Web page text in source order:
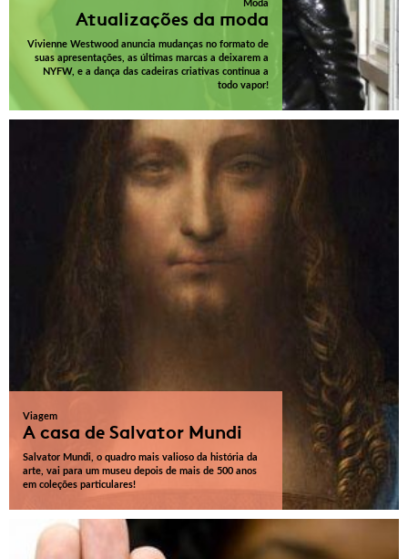
Moda
Atualizações da moda
Vivienne Westwood anuncia mudanças no formato de
suas apresentações, as últimas marcas a deixarem a
NYFW, e a dança das cadeiras criativas continua a
todo vapor!
Viagem
A casa de Salvator Mundi
Salvator Mundi, o quadro mais valioso da história da
arte, vai para um museu depois de mais de 500 anos
em coleções particulares!